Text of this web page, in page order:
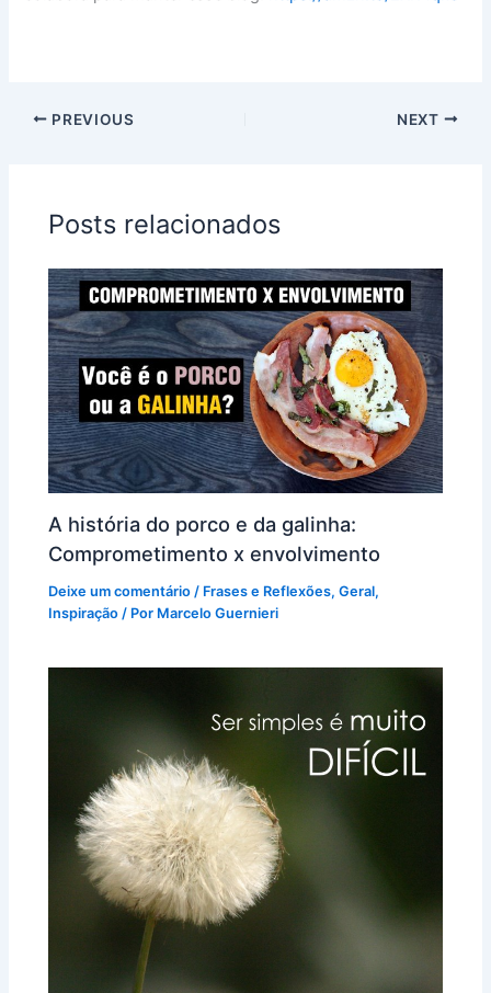
PREVIOUS NEXT
Posts relacionados
A história do porco e da galinha:
Comprometimento x envolvimento
Deixe um comentário / Frases e Reflexões,Geral,
Inspiração / Por Marcelo Guernieri